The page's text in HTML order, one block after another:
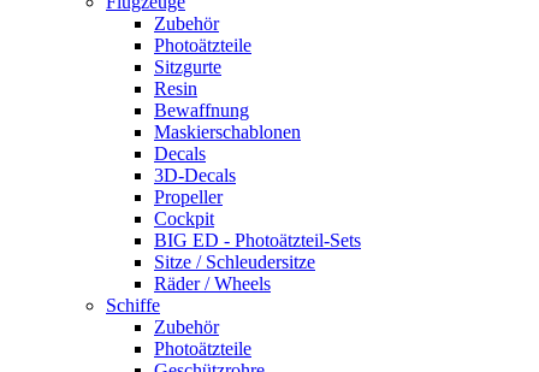
Zubehör
Photoätzteile
Sitzgurte
Resin
Bewaffnung
Maskierschablonen
Decals
3D-Decals
Propeller
Cockpit
BIG ED - Photoätzteil-Sets
Sitze / Schleudersitze
Räder / Wheels
Schiffe
Zubehör
Photoätzteile